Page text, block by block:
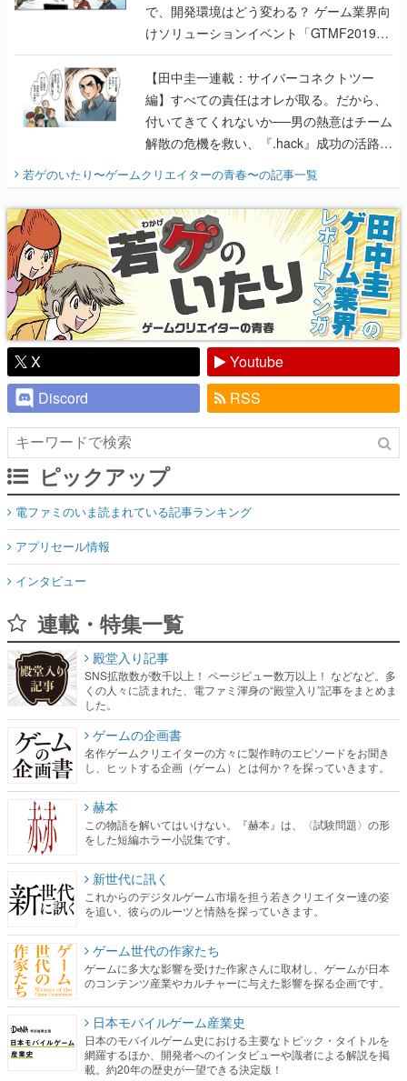
で、開発環境はどう変わる？ ゲーム業界向
けソリューションイベント「GTMF2019」
に行って、より理解を深めよう【PR】
【田中圭一連載：サイバーコネクトツー
編】すべての責任はオレが取る。だから、
付いてきてくれないか──男の熱意はチーム
解散の危機を救い、『.hack』成功の活路を
『少年ジャンプ』色だった【若ゲのいた
り】
若ゲのいたり〜ゲームクリエイターの青春〜の記事一覧
X
Youtube
Discord
RSS
ピックアップ
電ファミのいま読まれている記事ランキング
アプリセール情報
インタビュー
連載・特集一覧
殿堂入り記事
SNS拡散数が数千以上！ ページビュー数万以上！ などなど。多
くの人々に読まれた、電ファミ渾身の“殿堂入り”記事をまとめま
した。
ゲームの企画書
名作ゲームクリエイターの方々に製作時のエピソードをお聞き
し、ヒットする企画（ゲーム）とは何か？を探っていきます。
赫本
この物語を解いてはいけない。『赫本』は、〈試験問題〉の形
をした短編ホラー小説集です。
新世代に訊く
これからのデジタルゲーム市場を担う若きクリエイター達の姿
を追い、彼らのルーツと情熱を探っていきます。
ゲーム世代の作家たち
ゲームに多大な影響を受けた作家さんに取材し、ゲームが日本
のコンテンツ産業やカルチャーに与えた影響を探る企画です。
日本モバイルゲーム産業史
日本のモバイルゲーム史における主要なトピック・タイトルを
網羅するほか、開発者へのインタビューや識者による解説を掲
載。約20年の歴史が一望できる決定版！